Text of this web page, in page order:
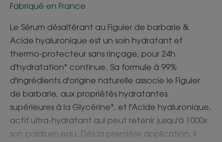
Fabriqué en France
Le Sérum désaltérant au Figuier de barbarie &
Acide hyaluronique est un soin hydratant et
thermo-protecteur sans rinçage, pour 24h
d'hydratation* continue. Sa formule à 99%
d'ingrédients d'origine naturelle associe le Figuier
de barbarie, aux propriétés hydratantes
supérieures à la Glycérine*, et l'Acide hyaluronique,
actif ultra-hydratant qui peut retenir jusqu'à 1000x
son poids en eau. Dès la première application, il